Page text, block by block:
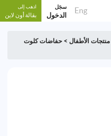
Eng سجَل
الدخول
اذهب إلى
بقالة أون لاين
منتجات الأطفال > حفاضات كلوت